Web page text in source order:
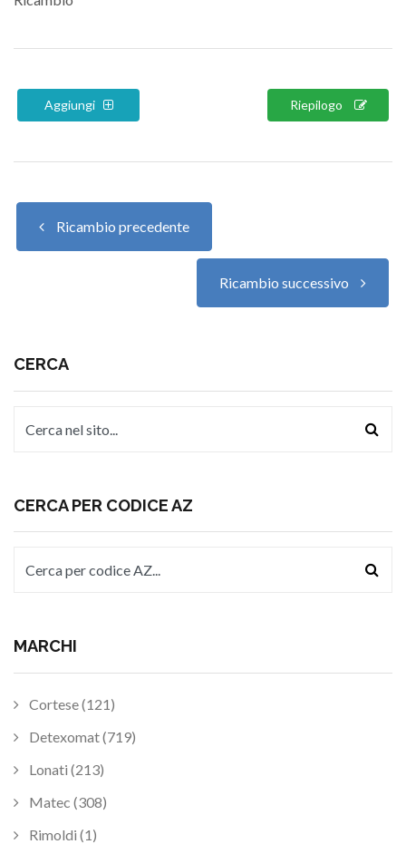
Aggiungi Riepilogo
Ricambio precedente
Ricambio successivo
CERCA
CERCA PER CODICE AZ
MARCHI
Cortese (121)
Detexomat (719)
Lonati (213)
Matec (308)
Rimoldi (1)